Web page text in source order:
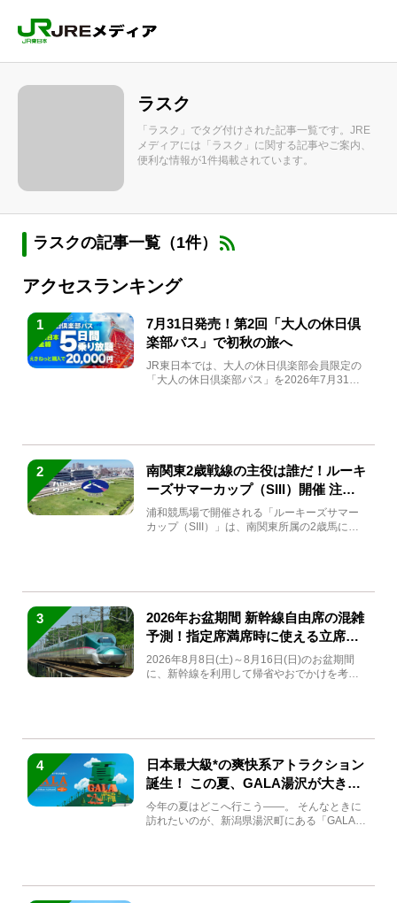
ラスク
「ラスク」でタグ付けされた記事一覧です。JRE
メディアには「ラスク」に関する記事やご案内、
便利な情報が1件掲載されています。
ラスクの記事一覧（1件）
アクセスランキング
1
7月31日発売！第2回「大人の休日倶
楽部パス」で初秋の旅へ
JR東日本では、大人の休日倶楽部会員限定の
「大人の休日倶楽部パス」を2026年7月31日
2
南関東2歳戦線の主役は誰だ！ルーキ
ーズサマーカップ（SIII）開催 注目
馬と見どころをチェック
浦和競馬場で開催される「ルーキーズサマー
カップ（SIII）」は、南関東所属の2歳馬によ
3
2026年お盆期間 新幹線自由席の混雑
予測！指定席満席時に使える立席特
急券も解説
2026年8月8日(土)～8月16日(日)のお盆期間
に、新幹線を利用して帰省やおでかけを考え
4
日本最大級*の爽快系アトラクション
誕生！ この夏、GALA湯沢が大きく
生まれ変わる
今年の夏はどこへ行こう――。 そんなときに
訪れたいのが、新潟県湯沢町にある「GALA湯